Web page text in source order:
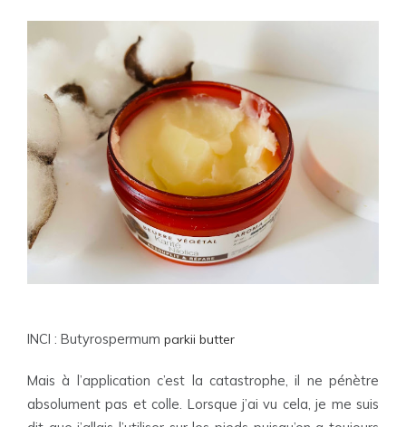
INCI : Butyrospermum parkii butter
Mais à l’application c’est la catastrophe, il ne pénètre
absolument pas et colle. Lorsque j’ai vu cela, je me suis